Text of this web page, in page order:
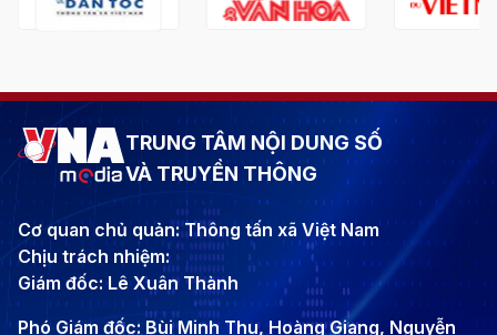
TRUNG TÂM NỘI DUNG SỐ
VÀ TRUYỀN THÔNG
Cơ quan chủ quản: Thông tấn xã Việt Nam
Chịu trách nhiệm:
Giám đốc: Lê Xuân Thành
Phó Giám đốc: Bùi Minh Thu, Hoàng Giang, Nguyễn